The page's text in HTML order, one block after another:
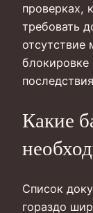
проверках,
требовать
блокировке
Какие
Список
гораздо